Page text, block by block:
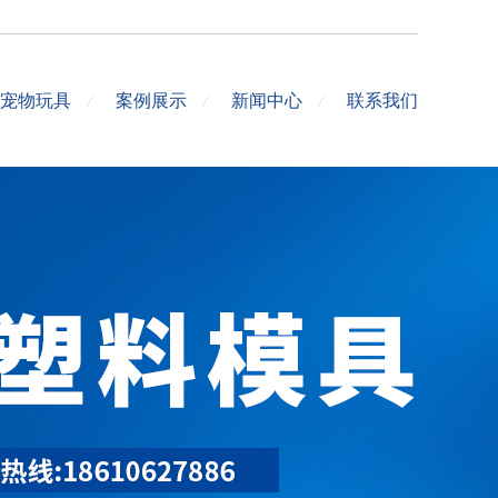
宠物玩具 案例展示 新闻中心 联系我们